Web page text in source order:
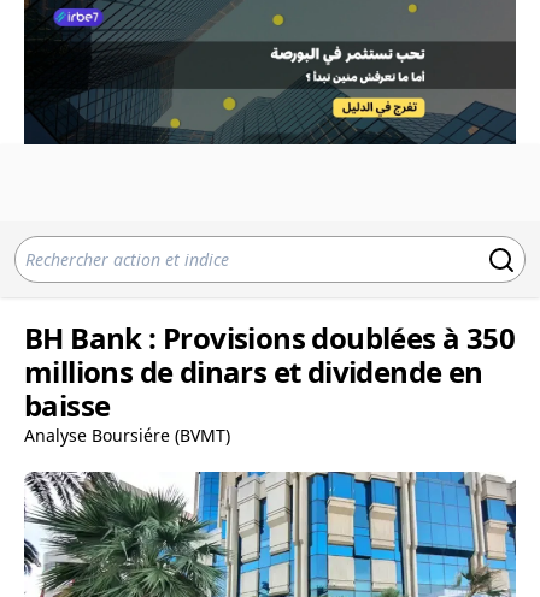
BH Bank : Provisions doublées à 350
millions de dinars et dividende en
baisse
Analyse Boursiére (BVMT)